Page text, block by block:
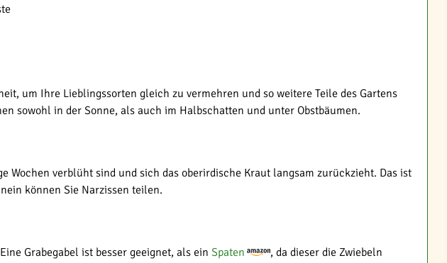
um Ihre Lieblingssorten gleich zu vermehren und so weitere Teile des Gartens
sowohl in der Sonne, als auch im Halbschatten und unter Obstbäumen.
verblüht sind und sich das oberirdische Kraut langsam zurückzieht. Das ist
können Sie Narzissen teilen.
Grabegabel ist besser geeignet, als ein Spaten
, da dieser die Zwiebeln